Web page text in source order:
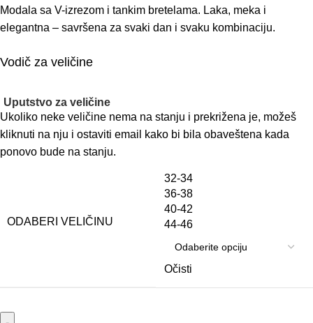
Modala sa V-izrezom i tankim bretelama. Laka, meka i
elegantna – savršena za svaki dan i svaku kombinaciju.
Vodič za veličine
Uputstvo za veličine
Ukoliko neke veličine nema na stanju i prekrižena je, možeš
kliknuti na nju i ostaviti email kako bi bila obaveštena kada
ponovo bude na stanju.
ODABERI VELIČINU
32-34
36-38
40-42
44-46
Očisti